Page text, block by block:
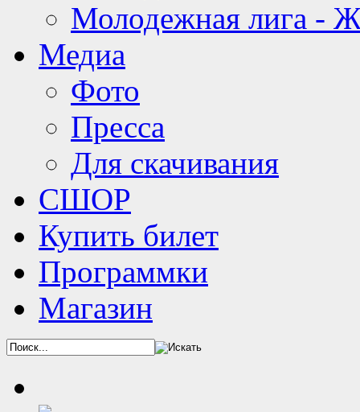
Молодежная лига -
Медиа
Фото
Пресса
Для скачивания
СШОР
Купить билет
Программки
Магазин